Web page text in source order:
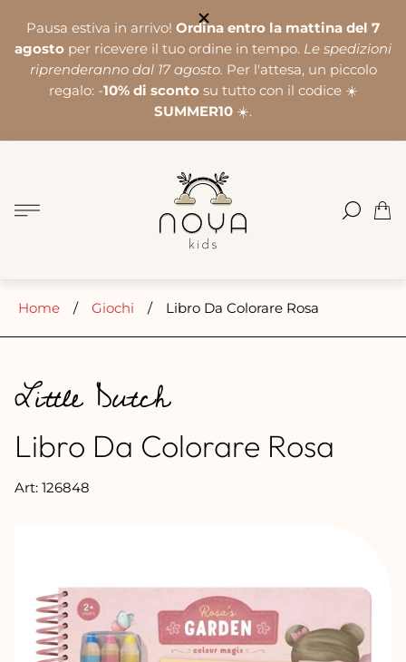
Pausa estiva in arrivo! Ordina entro la mattina del 7
agosto per ricevere il tuo ordine in tempo. Le spedizioni
riprenderanno dal 17 agosto. Per l'attesa, un piccolo
regalo: -10% di scontosu tutto con il codice ☀️
SUMMER10 ☀️.
del
negozio"
Home / Giochi / Libro Da Colorare Rosa
Little Dutch
Libro Da Colorare Rosa
Art: 126848